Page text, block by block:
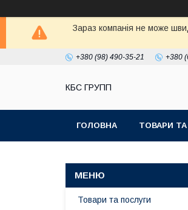
Зараз компанія не може
+380 (98) 490-35-21 +380
КБС ГРУПП
ГОЛОВНА ТОВАРИ
Товари та послуги